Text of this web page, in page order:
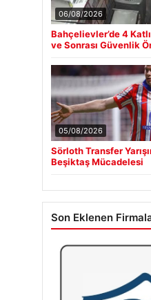
06/08/2026
Bahçelievler’de 4
ve Sonrası Güvenlik
05/08/2026
Sörloth Transfer
Beşiktaş Mücadelesi
Son Eklenen